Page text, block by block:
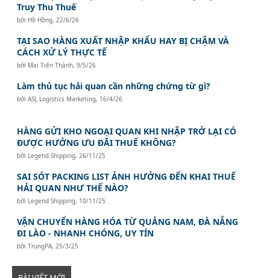
Truy Thu Thuế
bởi Hồ Hồng,22/6/26
TẠI SAO HÀNG XUẤT NHẬP KHẨU HAY BỊ CHẬM VÀ
CÁCH XỬ LÝ THỰC TẾ
bởi Mai Tiến Thành,9/5/26
Làm thủ tục hải quan cần những chứng từ gì?
bởiASL Logistics Marketing, 16/4/26
HÀNG GỬI KHO NGOẠI QUAN KHI NHẬP TRỞ LẠI CÓ
ĐƯỢC HƯỞNG ƯU ĐÃI THUẾ KHÔNG?
bởi Legend Shipping,26/11/25
SAI SÓT PACKING LIST ẢNH HƯỞNG ĐẾN KHAI THUẾ
HẢI QUAN NHƯ THẾ NÀO?
bởi Legend Shipping, 10/11/25
VẬN CHUYỂN HÀNG HÓA TỪ QUẢNG NAM, ĐÀ NẴNG
ĐI LÀO - NHANH CHÓNG, UY TÍN
bởiTrungPA,25/3/25